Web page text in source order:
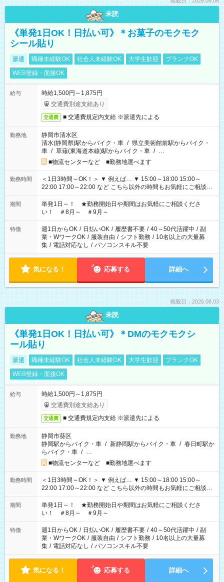
未読
《単発1日OK！日払い可》＊お菓子のモクモク
シール貼り
派遣 職種未経験OK 社会人未経験OK 大学生歓迎
ブランクOK
WEB登録・面接OK
給与
時給1,500円～1,875円
交通費別途支給あり
交通費 ■ 交通費規定内支給 ※派遣先による
勤務地
静岡市清水区
清水(静岡県)駅からバイク・車 / 県立美術館前駅からバイク・
車 / 草薙(東海道本線)駅からバイク・車 / …
■物流センターなど ■勤務地選べます
勤務時間
＜1日3時間～OK！＞ ▼ 例えば… ▼ 15:00～18:00 15:00～
22:00 17:00～22:00 など こちら以外の時間もお気軽にご相談く
ださい！
期間
単発1日～！ ★勤務開始日や期間はお気軽にご相談くださ
い！ ＃8月～ ＃9月～
特徴 週1日からOK / 日払いOK / 履歴書不要 / 40～50代活躍中 / 副
業・WワークOK / 服装自由 / シフト勤務 / 10名以上の大量募
集 / 電話対応なし / パソコンスキル不要
気になる！ 応募する 詳細へ
掲載日：2026.08.03
未読
《単発1日OK！日払い可》＊DMのモクモクシ
ール貼り
派遣 職種未経験OK 社会人未経験OK 大学生歓迎
ブランクOK
WEB登録・面接OK
給与
時給1,500円～1,875円
交通費別途支給あり
交通費 ■ 交通費規定内支給 ※派遣先による
勤務地
静岡市葵区
静岡駅からバイク・車 / 新静岡駅からバイク・車 / 春日町駅か
らバイク・車 / …
■物流センターなど ■勤務地選べます
勤務時間
＜1日3時間～OK！＞ ▼ 例えば… ▼ 15:00～18:00 15:00～
22:00 17:00～22:00 など こちら以外の時間もお気軽にご相談く
ださい！
期間
単発1日～！ ★勤務開始日や期間はお気軽にご相談くださ
い！ ＃8月～ ＃9月～
特徴 週1日からOK / 日払いOK / 履歴書不要 / 40～50代活躍中 / 副
業・WワークOK / 服装自由 / シフト勤務 / 10名以上の大量募
集 / 電話対応なし / パソコンスキル不要
気になる！ 応募する 詳細へ